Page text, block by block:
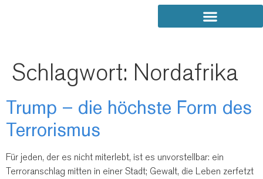
Schlagwort: Nordafrika
Trump – die höchste Form des
Terrorismus
Für jeden, der es nicht miterlebt, ist es unvorstellbar: ein
Terroranschlag mitten in einer Stadt; Gewalt, die Leben zerfetzt